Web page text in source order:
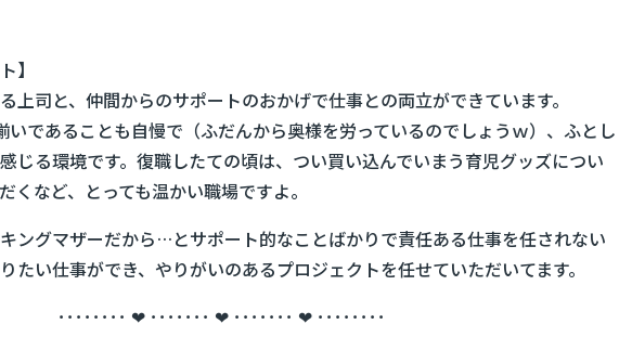
】
上司と、仲間からのサポートのおかげで仕事との両立ができています。
いであることも自慢で（ふだんから奥様を労っているのでしょうｗ）、ふとし
じる環境です。復職したての頃は、つい買い込んでいまう育児グッズについ
くなど、とっても温かい職場ですよ。
ングマザーだから…とサポート的なことばかりで責任ある仕事を任されない
たい仕事ができ、やりがいのあるプロジェクトを任せていただいてます。
････････ ❤ ･･･････ ❤ ･･･････ ❤ ････････